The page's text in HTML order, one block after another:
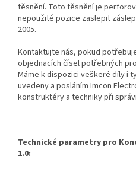
těsnění. Toto těsnění je
nepoužité pozice zaslepit
2005.
Kontaktujte nás, pokud
objednacích čísel potřebných
Máme k dispozici veškeré díly i
uvedeny a posláním Imcon
konstruktéry a techniky při
Technické parametry pro
1.0: